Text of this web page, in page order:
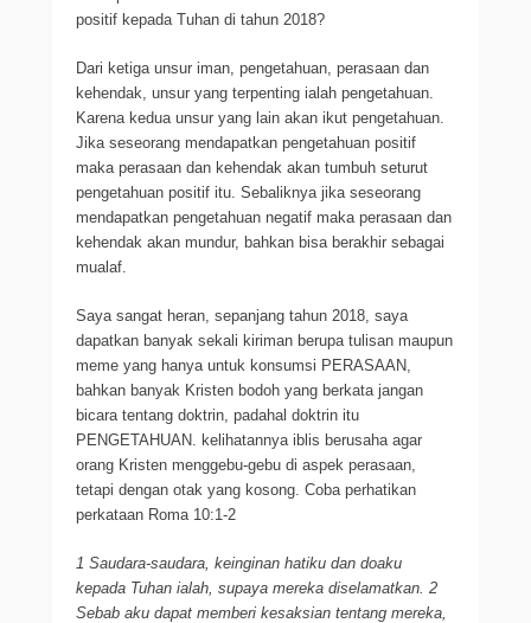
positif kepada Tuhan di tahun 2018?
Dari ketiga unsur iman, pengetahuan, perasaan dan
kehendak, unsur yang terpenting ialah pengetahuan.
Karena kedua unsur yang lain akan ikut pengetahuan.
Jika seseorang mendapatkan pengetahuan positif
maka perasaan dan kehendak akan tumbuh seturut
pengetahuan positif itu. Sebaliknya jika seseorang
mendapatkan pengetahuan negatif maka perasaan dan
kehendak akan mundur, bahkan bisa berakhir sebagai
mualaf.
Saya sangat heran, sepanjang tahun 2018, saya
dapatkan banyak sekali kiriman berupa tulisan maupun
meme yang hanya untuk konsumsi PERASAAN,
bahkan banyak Kristen bodoh yang berkata jangan
bicara tentang doktrin, padahal doktrin itu
PENGETAHUAN. kelihatannya iblis berusaha agar
orang Kristen menggebu-gebu di aspek perasaan,
tetapi dengan otak yang kosong. Coba perhatikan
perkataan Roma 10:1-2
1 Saudara-saudara, keinginan hatiku dan doaku
kepada Tuhan ialah, supaya mereka diselamatkan. 2
Sebab aku dapat memberi kesaksian tentang mereka,